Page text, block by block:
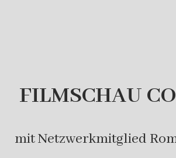
FILMSCHAU
mit Netzwerkmitglied